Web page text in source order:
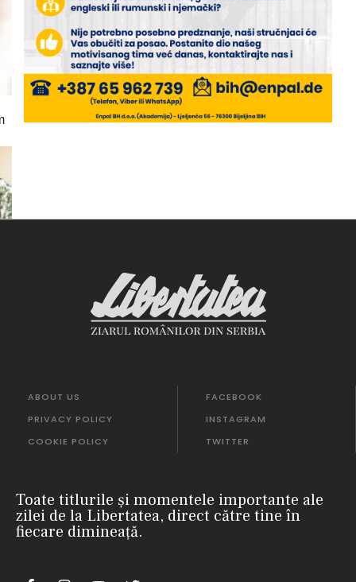
ABOUT US
PRIVACY POLICY
COOKIE POLICY
FACEBOOK
INSTAGRAM
TWITTER
Toate titlurile și momentele importante ale
zilei de la Libertatea, direct către tine în
fiecare dimineață.